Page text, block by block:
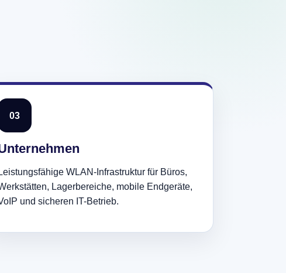
03
WLAN-Infrastruktur für Büros,
Lagerbereiche, mobile Endgeräte,
und sicheren IT-Betrieb.